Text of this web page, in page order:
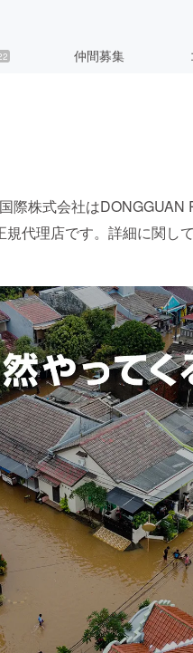
仲間募集
際株式会社はDONGGUAN
代理店です。詳細に関し